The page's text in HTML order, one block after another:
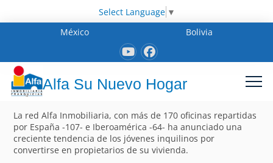
Select Language ▼
México
Bolivia
Alfa Su Nuevo Hogar
La red Alfa Inmobiliaria, con más de 170 oficinas repartidas
por España -107- e Iberoamérica -64- ha anunciado una
creciente tendencia de los jóvenes inquilinos por
convertirse en propietarios de su vivienda.